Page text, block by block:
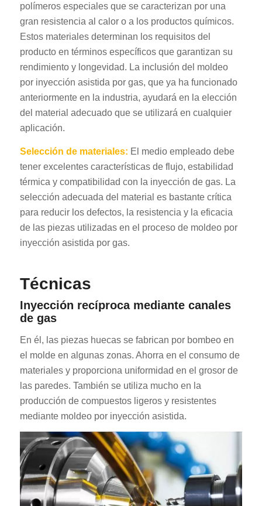
polímeros especiales que se caracterizan por una
gran resistencia al calor o a los productos químicos.
Estos materiales determinan los requisitos del
producto en términos específicos que garantizan su
rendimiento y longevidad. La inclusión del moldeo
por inyección asistida por gas, que ya ha funcionado
anteriormente en la industria, ayudará en la elección
del material adecuado que se utilizará en cualquier
aplicación.
Selección de materiales: El medio empleado debe
tener excelentes características de flujo, estabilidad
térmica y compatibilidad con la inyección de gas. La
selección adecuada del material es bastante crítica
para reducir los defectos, la resistencia y la eficacia
de las piezas utilizadas en el proceso de moldeo por
inyección asistida por gas.
Técnicas
Inyección recíproca mediante canales
de gas
En él, las piezas huecas se fabrican por bombeo en
el molde en algunas zonas. Ahorra en el consumo de
materiales y proporciona uniformidad en el grosor de
las paredes. También se utiliza mucho en la
producción de compuestos ligeros y resistentes
mediante moldeo por inyección asistida.